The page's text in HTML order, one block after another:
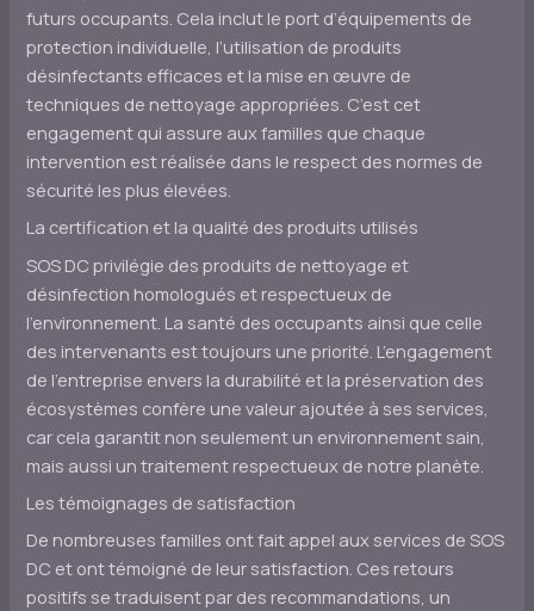
futurs occupants. Cela inclut le port d’équipements de
protection individuelle, l’utilisation de produits
désinfectants efficaces et la mise en œuvre de
techniques de nettoyage appropriées. C’est cet
engagement qui assure aux familles que chaque
intervention est réalisée dans le respect des normes de
sécurité les plus élevées.
La certification et la qualité des produits utilisés
SOS DC privilégie des produits de nettoyage et
désinfection homologués et respectueux de
l’environnement. La santé des occupants ainsi que celle
des intervenants est toujours une priorité. L’engagement
de l’entreprise envers la durabilité et la préservation des
écosystèmes confère une valeur ajoutée à ses services,
car cela garantit non seulement un environnement sain,
mais aussi un traitement respectueux de notre planète.
Les témoignages de satisfaction
De nombreuses familles ont fait appel aux services de SOS
DC et ont témoigné de leur satisfaction. Ces retours
positifs se traduisent par des recommandations, un